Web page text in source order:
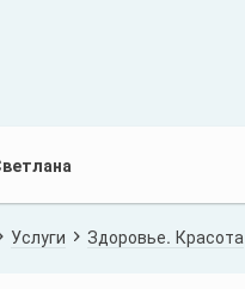
Услуги Здоровье. Красота